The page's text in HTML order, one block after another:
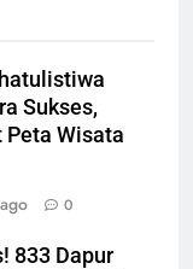
Sukses,
Peta Wisata
0
833 Dapur